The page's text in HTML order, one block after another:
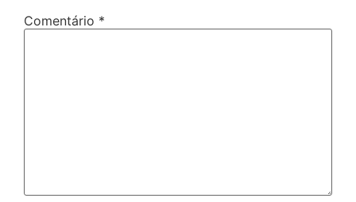
Comentário *